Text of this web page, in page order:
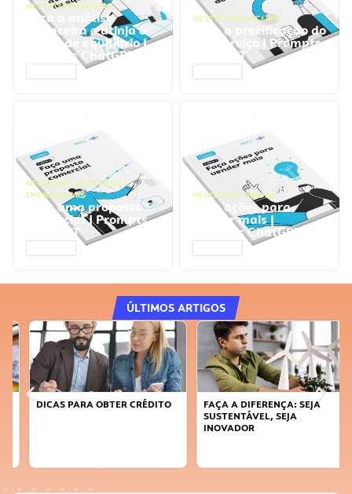
GESTÃO FINANCEIRA
Faça a análise
financeira e atinja o
ponto de equilíbrio |
Prompts ChatGPT
GESTÃO FINANCEIRA
Faça a precificação do
seu serviço | Prompts
ChatGPT
NEGÓCIOS, PROCESSOS
EMPRESARIAIS
Faça uma proposta
comercial | Prompts
ChatGPT
NEGÓCIOS, VENDAS
Faça ações para
vender mais |
Prompts ChatGPT
ÚLTIMOS ARTIGOS
DICAS PARA OBTER CRÉDITO
FAÇA A DIFERENÇA: SEJA
SUSTENTÁVEL, SEJA
INOVADOR